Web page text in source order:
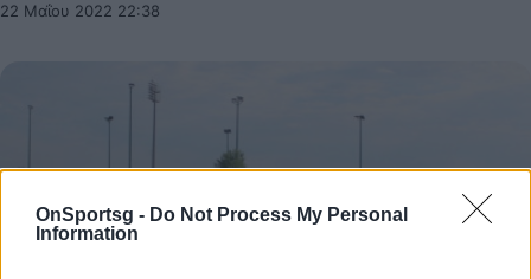
OnSportsg - Do Not Process My Personal
Information
22 Μαΐου 2022 22:38